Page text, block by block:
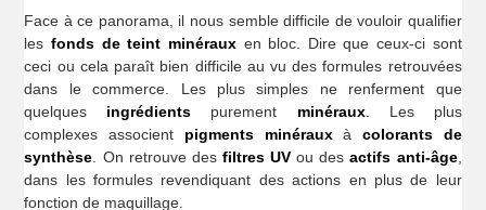
Face à ce panorama, il nous semble difficile de vouloir qualifier
lesfonds de teint minérauxen bloc. Dire que ceux-ci sont
ceci ou cela paraît bien difficile au vu des formules retrouvées
dans le commerce. Les plus simples ne renferment que
quelques ingrédients purement minéraux. Les plus
complexes associent pigments minérauxà colorants de
synthèse. On retrouve des filtres UV ou desactifs anti-âge,
dans les formules revendiquant des actions en plus de leur
fonction de maquillage.